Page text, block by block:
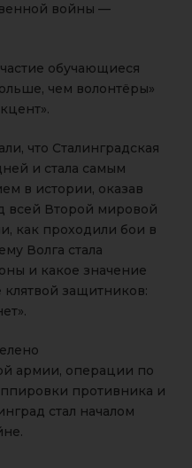
войны —
обучающиеся
чем волонтёры»
что Сталинградская
и стала самым
в истории, оказав
всей Второй мировой
как проходили бои в
Волга стала
и какое значение
защитников:
армии, операции по
противника и
стал началом